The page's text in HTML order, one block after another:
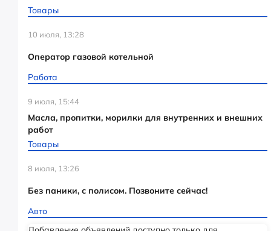
Товары
10 июля, 13:28
Оператор газовой котельной
Работа
9 июля, 15:44
Масла, пропитки, морилки для внутренних и внешних
работ
Товары
8 июля, 13:26
Без паники, с полисом. Позвоните сейчас!
Авто